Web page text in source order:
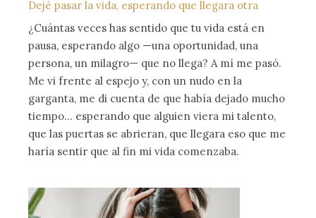
Dejé pasar la vida, esperando que llegara otra
¿Cuántas veces has sentido que tu vida está en
pausa, esperando algo —una oportunidad, una
persona, un milagro— que no llega? A mí me pasó.
Me vi frente al espejo y, con un nudo en la
garganta, me di cuenta de que había dejado mucho
tiempo… esperando que alguien viera mi talento,
que las puertas se abrieran, que llegara eso que me
haría sentir que al fin mi vida comenzaba.